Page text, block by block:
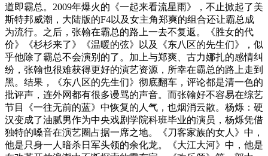
道即霸总。2009年爆火的《一起来看流星雨》，不止掀起了美
斯特邦威潮，大陆版的F4以及女主角郑爽的组合还让霸总成
为流行。之后，张翰在霸总的路上一去不复返。《胜女的代
价》《杉杉来了》《温暖的弦》以及《东八区的先生们》，似
乎他除了霸总不会演别的了。加上与郑爽、古力娜扎的感情纠
纷，张翰也很难获得更好的演艺资源，所幸在霸总的路上走到
黑。结果，《东八区的先生们》彻底翻车，评论都是清一色的
批评声，连外网都有很多谩骂的声音。而张翰好不容易在综艺
节目《一往无前的蓝》中恢复的人气，也烟消云散。杨烁：硬
汉变成了油腻男作为中央戏剧学院科班毕业的演员，杨烁凭借
独特的嗓音在演艺圈占据一席之地。《刀客家族的女人》中，
他是只身一人暗杀日军头领的余化龙。《大江大河》中，他是